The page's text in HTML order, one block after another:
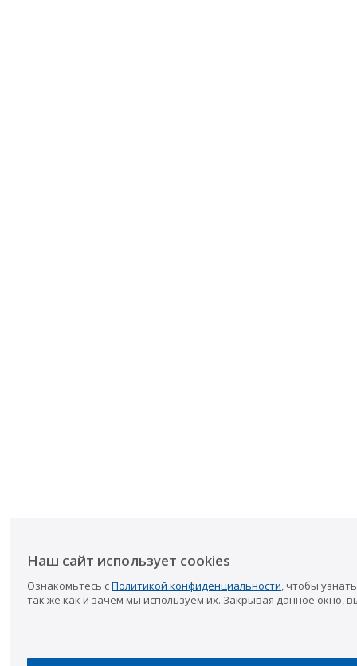
Наш сайт использует cookies
Ознакомьтесь сПолитикой конфиденциальности, чтобы
так же как и зачем мы используем их. Закрывая данное окно,